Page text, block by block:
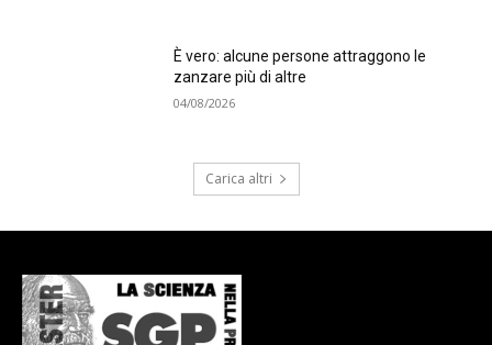
È vero: alcune persone attraggono le
zanzare più di altre
04/08/2026
Carica altri